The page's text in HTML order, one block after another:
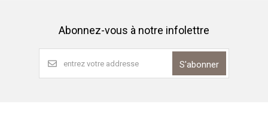
Abonnez-vous à notre infolettre
S'abonner